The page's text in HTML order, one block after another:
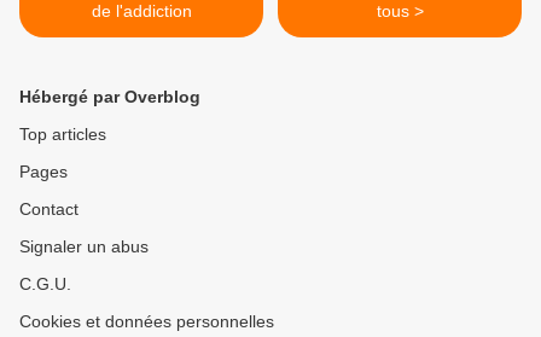
de l'addiction
tous >
Hébergé par Overblog
Top articles
Pages
Contact
Signaler un abus
C.G.U.
Cookies et données personnelles